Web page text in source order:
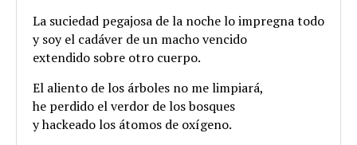
La suciedad pegajosa de la noche lo impregna todo
y soy el cadáver de un macho vencido
extendido sobre otro cuerpo.
El aliento de los árboles no me limpiará,
he perdido el verdor de los bosques
y hackeado los átomos de oxígeno.